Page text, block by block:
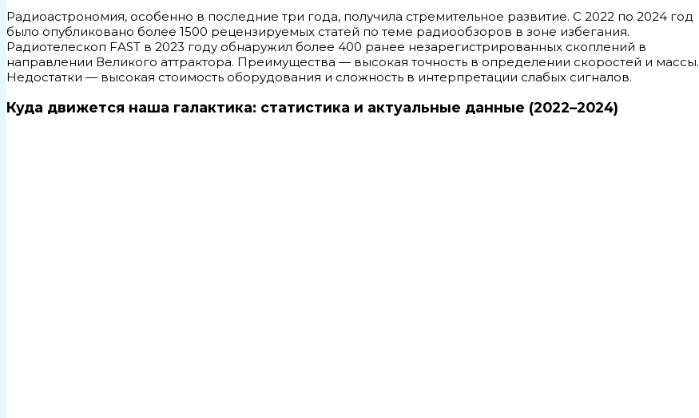
Радиоастрономия, особенно в последние три года, получила стремительное развитие. С 2022 по 2024 год
было опубликовано более 1500 рецензируемых статей по теме радиообзоров в зоне избегания.
Радиотелескоп FAST в 2023 году обнаружил более 400 ранее незарегистрированных скоплений в
направлении Великого аттрактора. Преимущества — высокая точность в определении скоростей и массы.
Недостатки — высокая стоимость оборудования и сложность в интерпретации слабых сигналов.
Куда движется наша галактика: статистика и актуальные данные (2022–2024)